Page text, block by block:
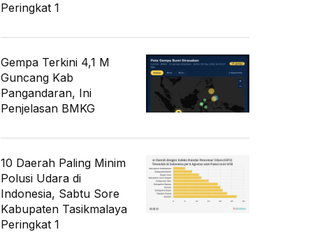
Peringkat 1
Gempa Terkini 4,1 M
Guncang Kab
Pangandaran, Ini
Penjelasan BMKG
10 Daerah Paling Minim
Polusi Udara di
Indonesia, Sabtu Sore
Kabupaten Tasikmalaya
Peringkat 1